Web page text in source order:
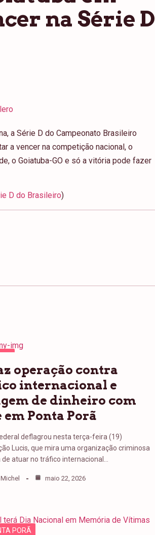
na Série D
a Série D do Campeonato Brasileiro
a vencer na competição nacional, o
o Goiatuba-GO e só a vitória pode fazer
D do Brasileiro)
operação contra
internacional e
de dinheiro com
em Ponta Porã
deflagrou nesta terça-feira (19)
Lucis, que mira uma organização criminosa
atuar no tráfico internacional…
Michel maio 22, 2026
PORÃ